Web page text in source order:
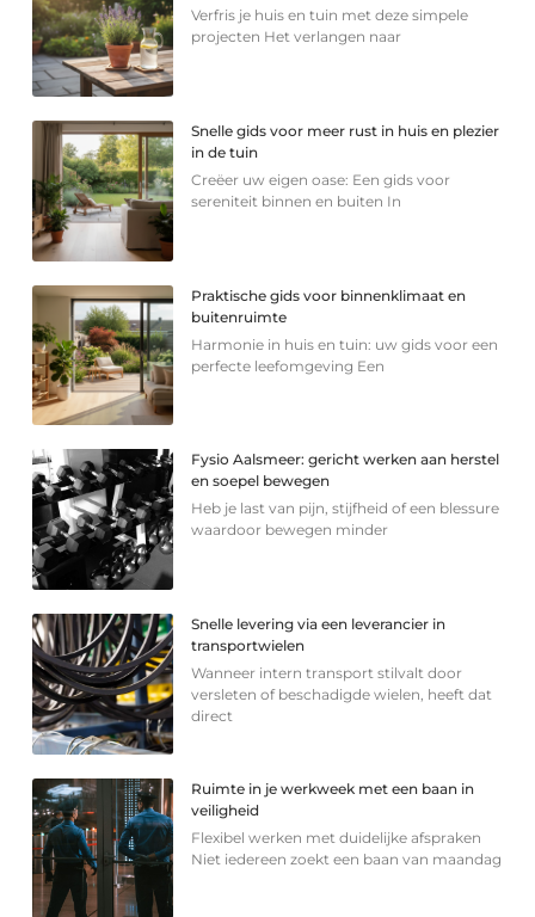
Verfris je huis en tuin met deze simpele
projecten Het verlangen naar
Snelle gids voor meer rust in huis en plezier
in de tuin
Creëer uw eigen oase: Een gids voor
sereniteit binnen en buiten In
Praktische gids voor binnenklimaat en
buitenruimte
Harmonie in huis en tuin: uw gids voor een
perfecte leefomgeving Een
Fysio Aalsmeer: gericht werken aan herstel
en soepel bewegen
Heb je last van pijn, stijfheid of een blessure
waardoor bewegen minder
Snelle levering via een leverancier in
transportwielen
Wanneer intern transport stilvalt door
versleten of beschadigde wielen, heeft dat
direct
Ruimte in je werkweek met een baan in
veiligheid
Flexibel werken met duidelijke afspraken
Niet iedereen zoekt een baan van maandag